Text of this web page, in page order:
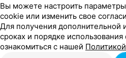
Все цены
Вы можете настроить
cookie или изменить свое
Для получения дополнительной
сроках и порядке
ознакомиться с нашей